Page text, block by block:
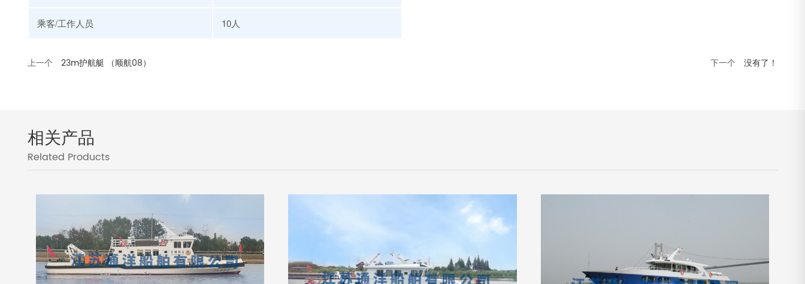
乘客/工作人员 10人
上一个 23m护航艇 （顺航08） 下一个 没有了！
相关产品
Related Products